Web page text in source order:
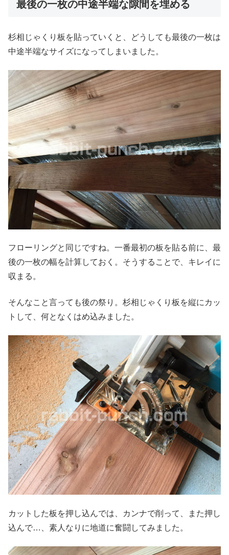
最後の一枚の中途半端な隙間を埋める
杉相じゃくり板を貼っていくと、どうしても最後の一枚は
中途半端なサイズになってしまいました。
フローリングと同じですね。一番最初の板を貼る前に、最
後の一枚の幅を計算しておく。そうすることで、キレイに
収まる。
そんなこと言っても後の祭り。杉相じゃくり板を縦にカッ
トして、何となくはめ込みました。
カットした板を押し込んでは、カンナで削って、また押し
込んで…、素人なりに地道に奮闘してみました。